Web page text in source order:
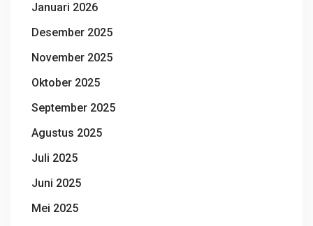
Januari 2026
Desember 2025
November 2025
Oktober 2025
September 2025
Agustus 2025
Juli 2025
Juni 2025
Mei 2025